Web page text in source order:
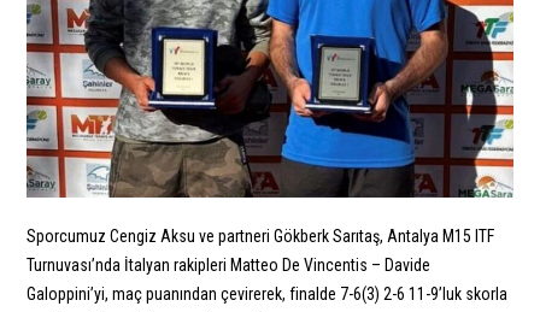
Sporcumuz Cengiz Aksu ve partneri Gökberk Sarıtaş, Antalya M15 ITF
Turnuvası’nda İtalyan rakipleri Matteo De Vincentis – Davide
Galoppini’yi, maç puanından çevirerek, finalde 7-6(3) 2-6 11-9’luk skorla